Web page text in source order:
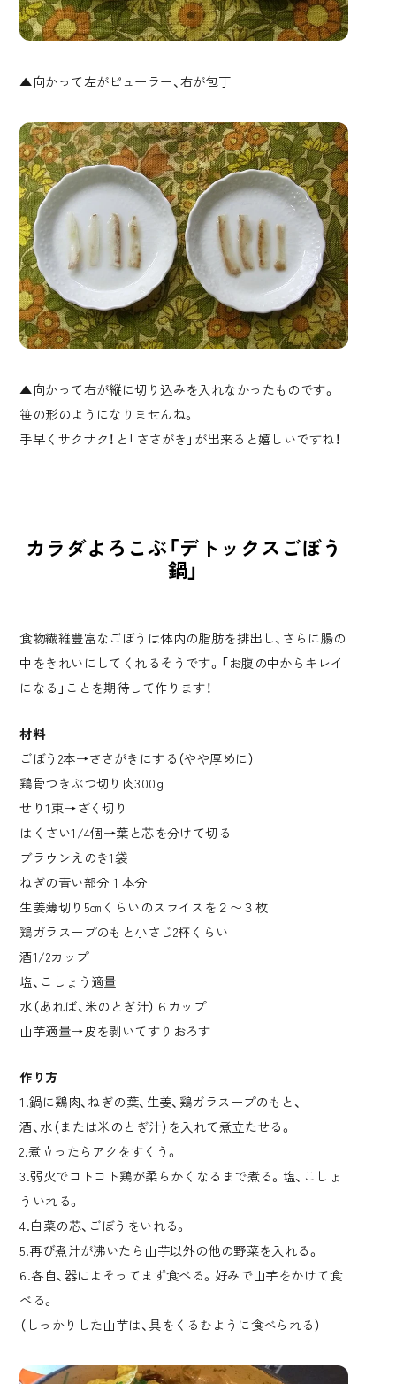
▲向かって左がピューラー、右が包丁
▲向かって右が縦に切り込みを入れなかったものです。
笹の形のようになりませんね。
手早くサクサク！と「ささがき」が出来ると嬉しいですね！
カラダよろこぶ「デトックスごぼう
鍋」
食物繊維豊富なごぼうは体内の脂肪を排出し、さらに腸の
中をきれいにしてくれるそうです。「お腹の中からキレイ
になる」ことを期待して作ります！
材料
ごぼう2本→ささがきにする（やや厚めに）
鶏骨つきぶつ切り肉300g
せり1束→ざく切り
はくさい1/4個→葉と芯を分けて切る
ブラウンえのき1袋
ねぎの青い部分１本分
生姜薄切り5㎝くらいのスライスを２〜３枚
鶏ガラスープのもと小さじ2杯くらい
酒1/2カップ
塩、こしょう適量
水（あれば、米のとぎ汁）６カップ
山芋適量→皮を剥いてすりおろす
作り方
1.鍋に鶏肉、ねぎの葉、生姜、鶏ガラスープのもと、
酒、水（または米のとぎ汁）を入れて煮立たせる。
2.煮立ったらアクをすくう。
3.弱火でコトコト鶏が柔らかくなるまで煮る。塩、こしょ
ういれる。
4.白菜の芯、ごぼうをいれる。
5.再び煮汁が沸いたら山芋以外の他の野菜を入れる。
6.各自、器によそってまず食べる。好みで山芋をかけて食
べる。
（しっかりした山芋は、具をくるむように食べられる）